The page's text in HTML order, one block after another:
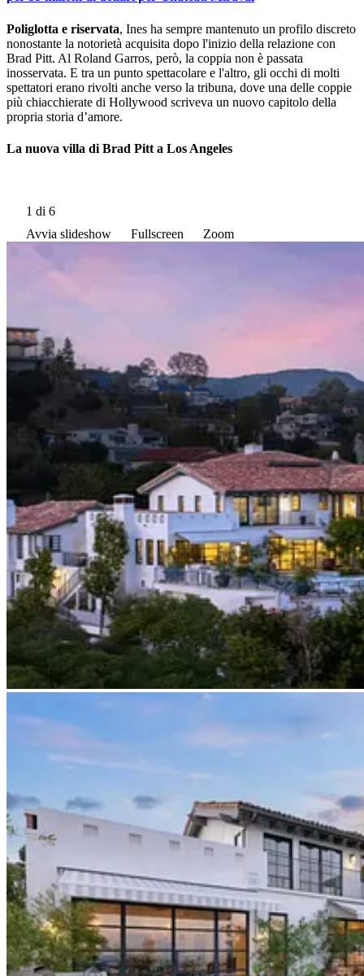
Poliglotta e riservata, Ines ha sempre mantenuto un profilo discreto
nonostante la notorietà acquisita dopo l'inizio della relazione con
Brad Pitt. Al Roland Garros, però, la coppia non è passata
inosservata. E tra un punto spettacolare e l'altro, gli occhi di molti
spettatori erano rivolti anche verso la tribuna, dove una delle coppie
più chiacchierate di Hollywood scriveva un nuovo capitolo della
propria storia d’amore.
La nuova villa di Brad Pitt a Los Angeles
1 di 6
Avvia slideshow
Fullscreen Zoom